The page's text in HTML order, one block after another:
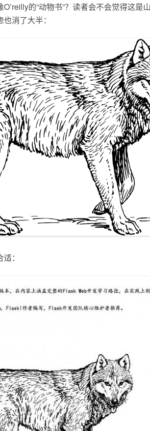
的“动物书”？读者会不会觉得这是
消了大半：
：